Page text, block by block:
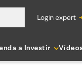
login expert
a Investir